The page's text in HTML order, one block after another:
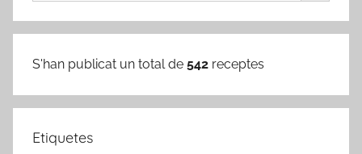
S'han publicat un total de 542 receptes
Etiquetes